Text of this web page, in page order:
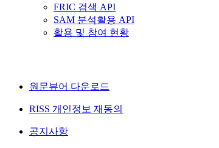
FRIC 검색 API
SAM 분석활용 API
활용 및 참여 현황
원문뷰어 다운로드
RISS 개인정보 재동의
공지사항